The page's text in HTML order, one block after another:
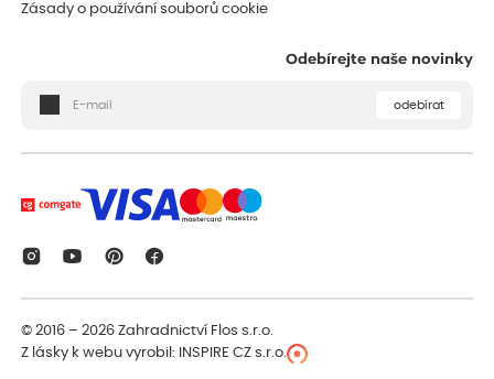
Zásady o používání souborů cookie
Odebírejte naše novinky
odebírat
© 2016 – 2026Zahradnictví Flos s.r.o.
Z lásky k webu vyrobil:
INSPIRE CZ s.r.o.